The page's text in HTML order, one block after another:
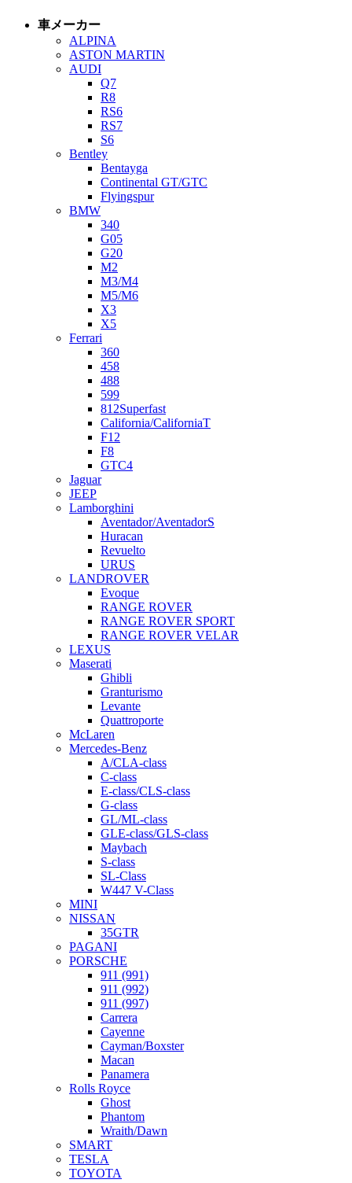
車メーカー
ALPINA
ASTON MARTIN
AUDI
Q7
R8
RS6
RS7
S6
Bentley
Bentayga
Continental GT/GTC
Flyingspur
BMW
340
G05
G20
M2
M3/M4
M5/M6
X3
X5
Ferrari
360
458
488
599
812Superfast
California/CaliforniaT
F12
F8
GTC4
Jaguar
JEEP
Lamborghini
Aventador/AventadorS
Huracan
Revuelto
URUS
LANDROVER
Evoque
RANGE ROVER
RANGE ROVER SPORT
RANGE ROVER VELAR
LEXUS
Maserati
Ghibli
Granturismo
Levante
Quattroporte
McLaren
Mercedes-Benz
A/CLA-class
C-class
E-class/CLS-class
G-class
GL/ML-class
GLE-class/GLS-class
Maybach
S-class
SL-Class
W447 V-Class
MINI
NISSAN
35GTR
PAGANI
PORSCHE
911 (991)
911 (992)
911 (997)
Carrera
Cayenne
Cayman/Boxster
Macan
Panamera
Rolls Royce
Ghost
Phantom
Wraith/Dawn
SMART
TESLA
TOYOTA